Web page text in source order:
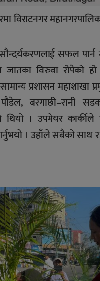
विराटनगर
सफल
जातका विरुवा रोपेको
प्रशासन
बरगाछी–रानी
थियो । उपमेयर
। उहाँले सबैको साथ